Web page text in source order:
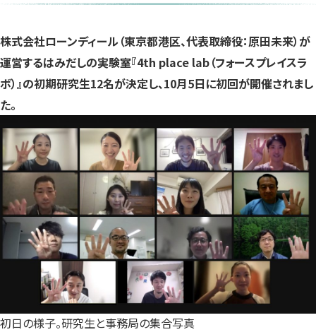
き
す）
き
す）
き
す）
株式会社ローンディール（東京都港区、代表取締役：原田未来）が
運営するはみだしの実験室『4th place lab（フォースプレイスラ
ボ）』の初期研究生12名が決定し、10月5日に初回が開催されまし
た。
初日の様子。研究生と事務局の集合写真